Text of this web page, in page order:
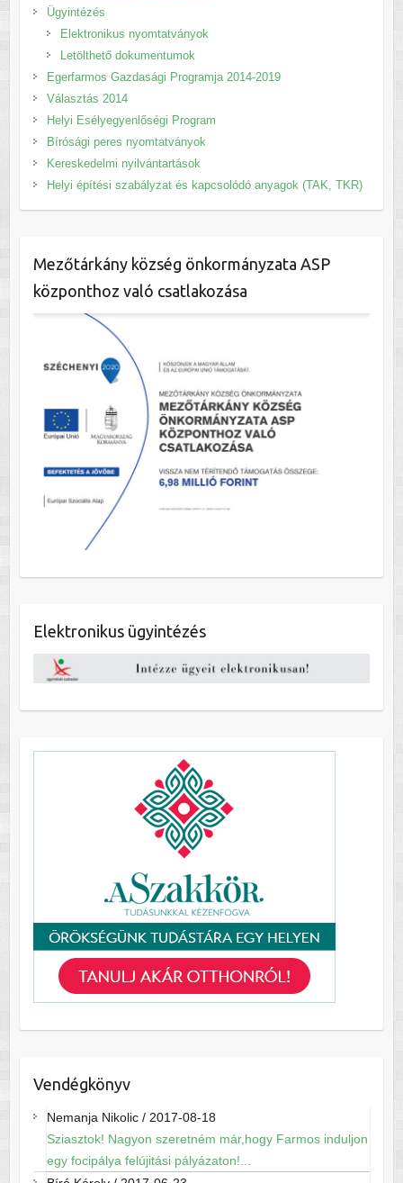
Ügyintézés
Elektronikus nyomtatványok
Letölthető dokumentumok
Egerfarmos Gazdasági Programja 2014-2019
Választás 2014
Helyi Esélyegyenlőségi Program
Bírósági peres nyomtatványok
Kereskedelmi nyilvántartások
Helyi építési szabályzat és kapcsolódó anyagok (TAK, TKR)
Mezőtárkány község önkormányzata ASP
központhoz való csatlakozása
Elektronikus ügyintézés
Vendégkönyv
Nemanja Nikolic/ 2017-08-18
Sziasztok! Nagyon szeretném már,hogy Farmos induljon
egy focipálya felújitási pályázaton!...